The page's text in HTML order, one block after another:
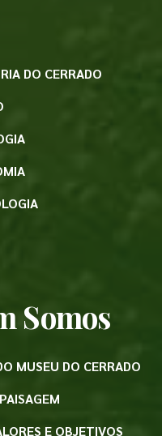
DO CERRADO
Somos
MUSEU DO CERRADO
E OBJETIVOS